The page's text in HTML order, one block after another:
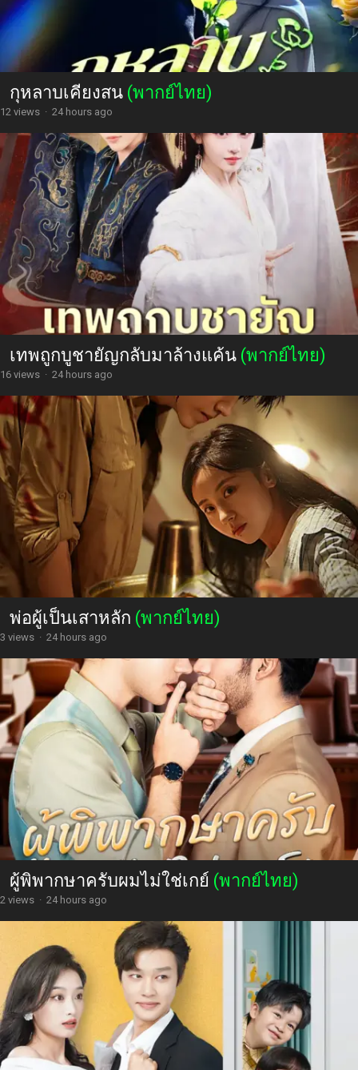
กุหลาบเคียงสน (พากย์ไทย)
12 views · 24 hours ago
เทพถูกบูชายัญกลับมาล้างแค้น (พากย์ไทย)
16 views · 24 hours ago
พ่อผู้เป็นเสาหลัก (พากย์ไทย)
3 views · 24 hours ago
ผู้พิพากษาครับผมไม่ใช่เกย์ (พากย์ไทย)
2 views · 24 hours ago